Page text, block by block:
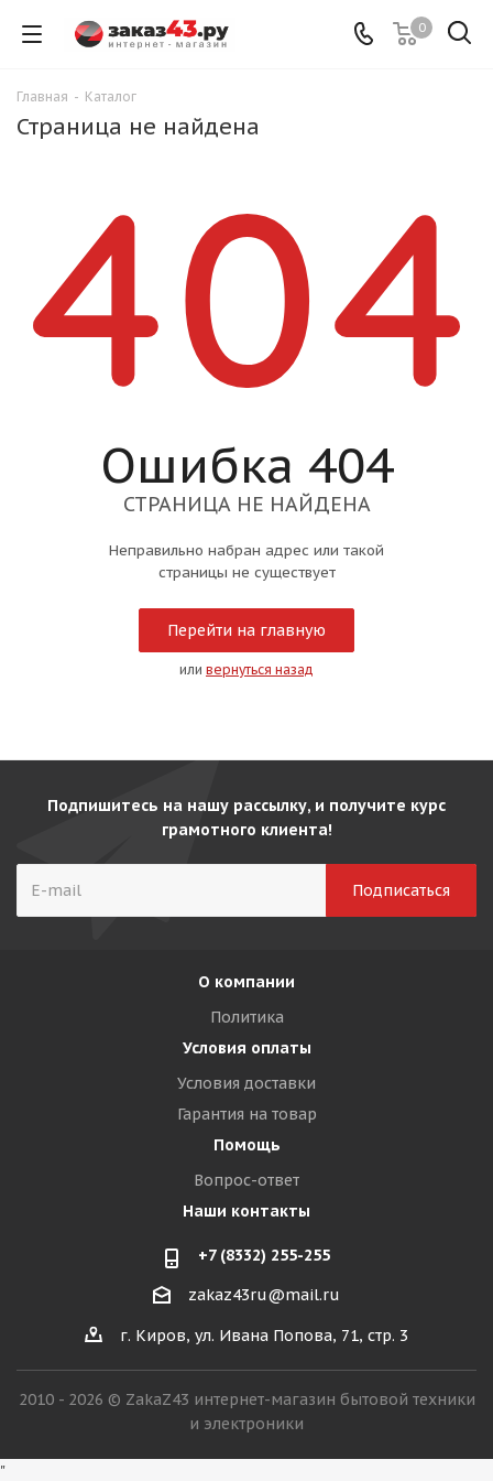
0
Главная - Каталог
Страница не найдена
Ошибка 404
СТРАНИЦА НЕ НАЙДЕНА
Неправильно набран адрес или такой
страницы не существует
Перейти на главную
или вернуться назад
Подпишитесь на нашу рассылку, и получите курс
грамотного клиента!
О компании
Политика
Условия оплаты
Условия доставки
Гарантия на товар
Помощь
Вопрос-ответ
Наши контакты
+7 (8332) 255-255
zakaz43ru@mail.ru
г. Киров, ул. Ивана Попова, 71, стр. 3
2010 - 2026 © ZakaZ43 интернет-магазин бытовой техники
и электроники
"